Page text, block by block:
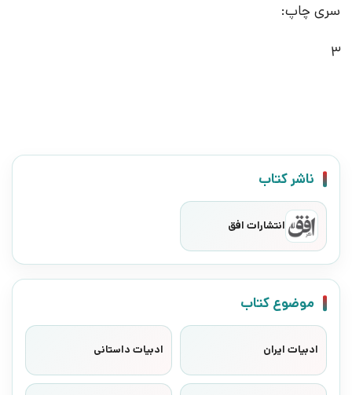
سری چاپ:
3
ناشر کتاب
انتشارات افق
موضوع کتاب
ادبیات ایران ادبیات داستانی